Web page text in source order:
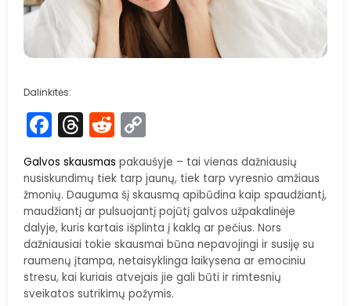
Dalinkitės:
Facebook
Threads
Reddit
Link
Galvos skausmas pakaušyje – tai vienas dažniausių
nusiskundimų tiek tarp jaunų, tiek tarp vyresnio amžiaus
žmonių. Dauguma šį skausmą apibūdina kaip spaudžiantį,
maudžiantį ar pulsuojantį pojūtį galvos užpakalinėje
dalyje, kuris kartais išplinta į kaklą ar pečius. Nors
dažniausiai tokie skausmai būna nepavojingi ir susiję su
raumenų įtampa, netaisyklinga laikysena ar emociniu
stresu, kai kuriais atvejais jie gali būti ir rimtesnių
sveikatos sutrikimų požymis.